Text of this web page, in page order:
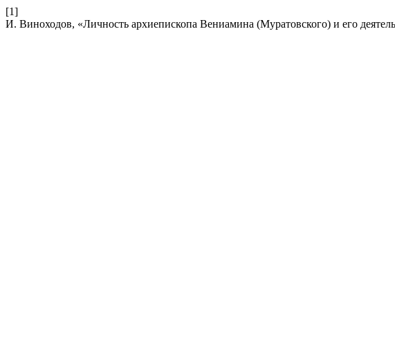
[1]
И. Виноходов, «Личность архиепископа Вениамина (Муратовского) и его